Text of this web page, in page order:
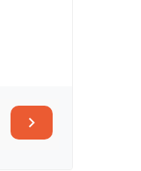
chevron_right